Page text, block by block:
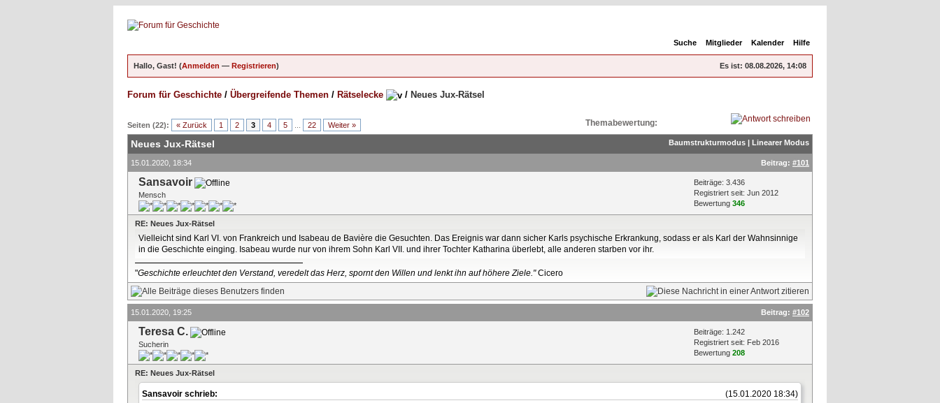
Suche Mitglieder Kalender Hilfe
Es ist: 08.08.2026, 14:08
Hallo, Gast! (Anmelden — Registrieren)
Forum für Geschichte / Übergreifende Themen / Rätselecke / Neues Jux-Rätsel
Seiten (22): « Zurück 1 2 3 4 5 22 Weiter » Themabewertung:
Baumstrukturmodus | Linearer Modus
Neues Jux-Rätsel
15.01.2020, 18:34 Beitrag: #101
Sansavoir
Mensch
Beiträge: 3.436
Registriert seit: Jun 2012
Bewertung 346
RE: Neues Jux-Rätsel
Vielleicht sind Karl VI. von Frankreich und Isabeau de Bavière die Gesuchten. Das Ereignis war dann sicher Karls psychische Erkrankung, sodass er als Karl der Wahnsinnige
in die Geschichte einging. Isabeau wurde nur von ihrem Sohn Karl VII. und ihrer Tochter Katharina überlebt, alle anderen starben vor ihr.
"Geschichte erleuchtet den Verstand, veredelt das Herz, spornt den Willen und lenkt ihn auf höhere Ziele."Cicero
15.01.2020, 19:25 Beitrag: #102
Teresa C.
Sucherin
Beiträge: 1.242
Registriert seit: Feb 2016
Bewertung 208
RE: Neues Jux-Rätsel
(15.01.2020 18:34)
Sansavoir schrieb: